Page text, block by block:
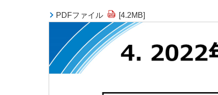
PDFファイル [4.2MB]